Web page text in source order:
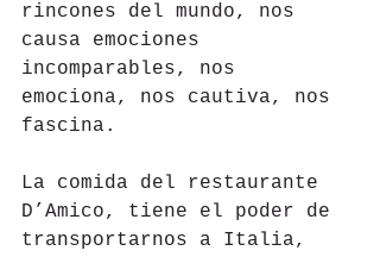
rincones del mundo, nos
causa emociones
incomparables, nos
emociona, nos cautiva, nos
fascina.
La comida del restaurante
D’Amico, tiene el poder de
transportarnos a Italia,